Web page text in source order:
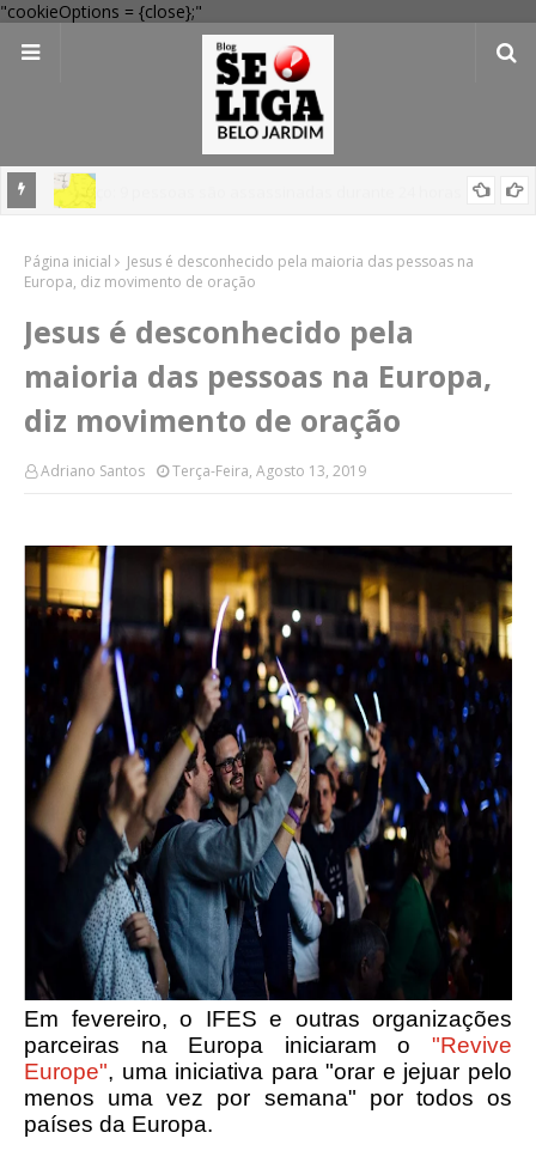
"cookieOptions = {close};"
alerta amarelo de vendaval
Página inicial
Jesus é desconhecido pela maioria das pessoas na
Europa, diz movimento de oração
Jesus é desconhecido pela
maioria das pessoas na Europa,
diz movimento de oração
Adriano Santos Terça-Feira, Agosto 13, 2019
Em fevereiro, o IFES e outras organizações
parceiras na Europa iniciaram o "Revive
Europe", uma iniciativa para "orar e jejuar pelo
menos uma vez por semana" por todos os
países da Europa.